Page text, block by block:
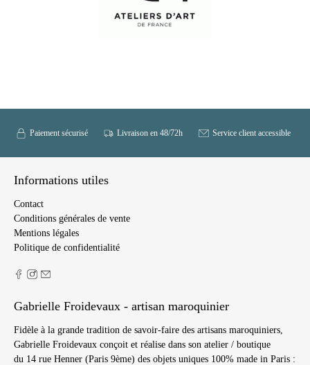
Paiement sécurisé Livraison en 48/72h Service client accessible
Informations utiles
Contact
Conditions générales de vente
Mentions légales
Politique de confidentialité
Gabrielle Froidevaux - artisan maroquinier
Fidèle à la grande tradition de savoir-faire des artisans maroquiniers,
Gabrielle Froidevaux conçoit et réalise dans son atelier / boutique
du 14 rue Henner (Paris 9ème) des objets uniques 100% made in Paris :